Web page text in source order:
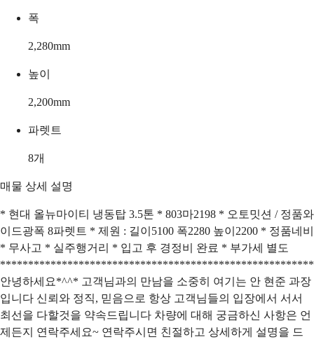
폭
2,280mm
높이
2,200mm
파렛트
8개
매물 상세 설명
* 현대 올뉴마이티 냉동탑 3.5톤 * 803마2198 * 오토밋션 / 정품와
이드광폭 8파렛트 * 제원 : 길이5100 폭2280 높이2200 * 정품네비
* 무사고 * 실주행거리 * 입고 후 경정비 완료 * 부가세 별도
안녕하세요*^^* 고객님과의 만남을 소중히 여기는 안 현준 과장
입니다 신뢰와 정직, 믿음으로 항상 고객님들의 입장에서 서서
최선을 다할것을 약속드립니다 차량에 대해 궁금하신 사항은 언
제든지 연락주세요~ 연락주시면 친절하고 상세하게 설명을 드